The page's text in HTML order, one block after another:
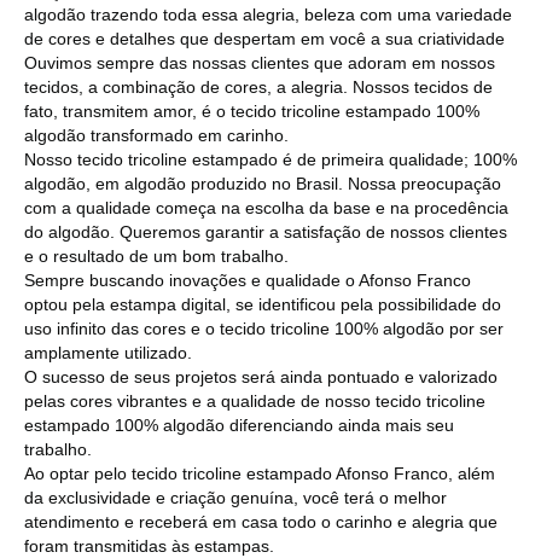
algodão trazendo toda essa alegria, beleza com uma variedade
de cores e detalhes que despertam em você a sua criatividade
Ouvimos sempre das nossas clientes que adoram em nossos
tecidos, a combinação de cores, a alegria. Nossos tecidos de
fato, transmitem amor, é o tecido tricoline estampado 100%
algodão transformado em carinho.
Nosso tecido tricoline estampado é de primeira qualidade; 100%
algodão, em algodão produzido no Brasil. Nossa preocupação
com a qualidade começa na escolha da base e na procedência
do algodão. Queremos garantir a satisfação de nossos clientes
e o resultado de um bom trabalho.
Sempre buscando inovações e qualidade o Afonso Franco
optou pela estampa digital, se identificou pela possibilidade do
uso infinito das cores e o tecido tricoline 100% algodão por ser
amplamente utilizado.
O sucesso de seus projetos será ainda pontuado e valorizado
pelas cores vibrantes e a qualidade de nosso tecido tricoline
estampado 100% algodão diferenciando ainda mais seu
trabalho.
Ao optar pelo tecido tricoline estampado Afonso Franco, além
da exclusividade e criação genuína, você terá o melhor
atendimento e receberá em casa todo o carinho e alegria que
foram transmitidas às estampas.